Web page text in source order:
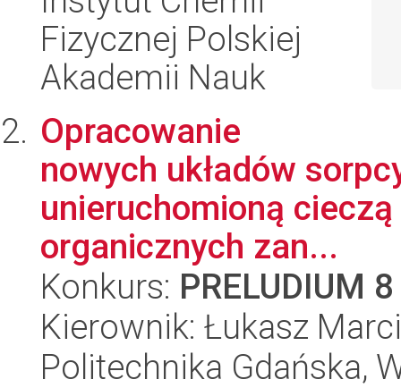
Fizycznej Polskiej
Akademii Nauk
Opracowanie
nowych układów
unieruchomioną
organicznych zan...
Konkurs: PRELUDIUM 8
Kierownik: Łukasz
Politechnika Gdańska,